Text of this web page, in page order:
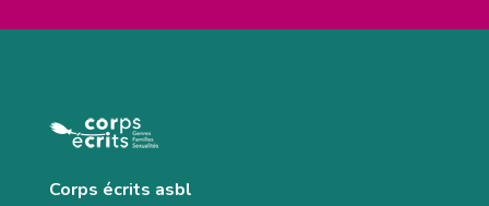
Corps écrits asbl